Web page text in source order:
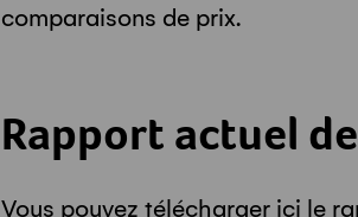
comparaisons de prix.
Rapport actuel
Vous pouvez télécharger ici le